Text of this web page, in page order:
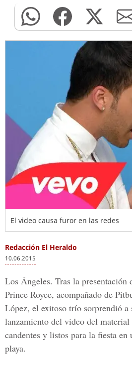
El video causa furor en las redes
Redacción El Heraldo
10.06.2015
Los Ángeles. Tras la
Prince Royce, acompañado de
López, el exitoso trío sorprendió a
lanzamiento del video del
candentes y listos para la fiesta en
playa.